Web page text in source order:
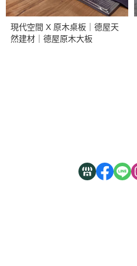
現代空間 X 原木桌板｜德屋天
然建材｜德屋原木大板